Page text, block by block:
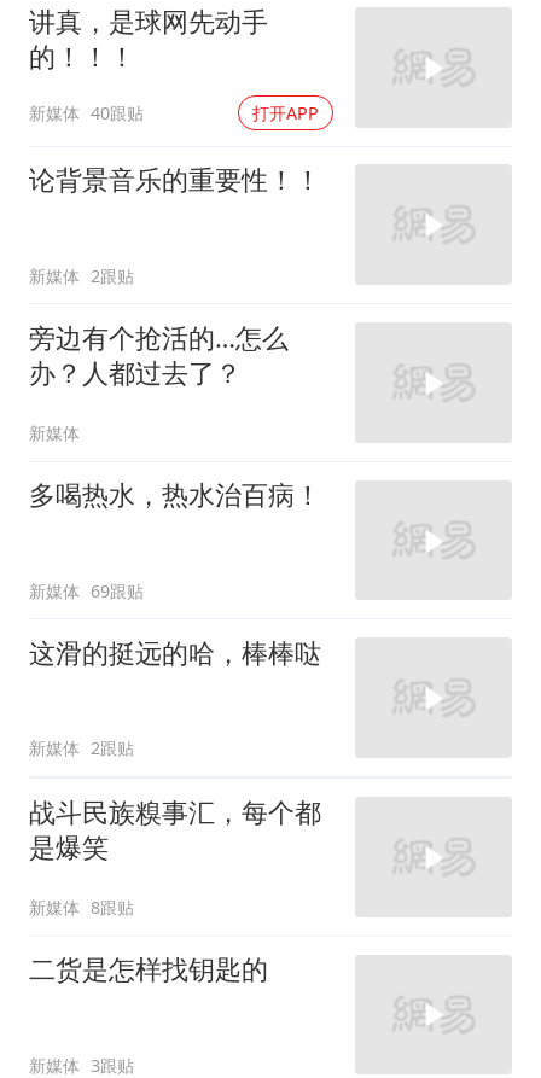
讲真，是球网先动手
的！！！
新媒体 40跟贴 打开APP
论背景音乐的重要性！！
新媒体 2跟贴
旁边有个抢活的…怎么
办？人都过去了？
新媒体
多喝热水，热水治百病！
新媒体 69跟贴
这滑的挺远的哈，棒棒哒
新媒体 2跟贴
战斗民族糗事汇，每个都
是爆笑
新媒体 8跟贴
二货是怎样找钥匙的
新媒体 3跟贴